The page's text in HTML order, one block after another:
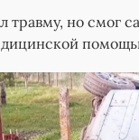
травму, но смог